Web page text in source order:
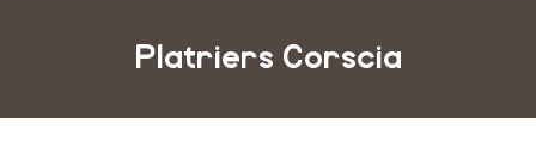
Platriers Corscia